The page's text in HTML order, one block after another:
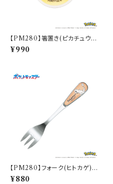
【PM280】箸置き(ピカチュウ)
【Daily Sketch】PM284-402
¥990
【PM280】フォーク(ヒトカゲ)
【Daily Sketch】PM282-851
¥880